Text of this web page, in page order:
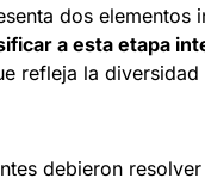
dos elementos
a esta etapa
refleja la
debieron